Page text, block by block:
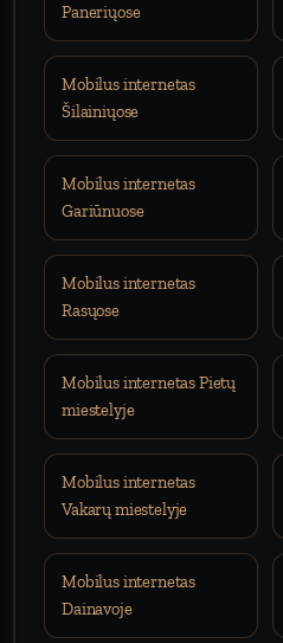
Paneriųose
Mobilus internetas
Šilainiųose
Mobilus internetas
Gariūnuose
Mobilus internetas
Rasųose
Mobilus internetas Pietų
miestelyje
Mobilus internetas
Vakarų miestelyje
Mobilus internetas
Dainavoje